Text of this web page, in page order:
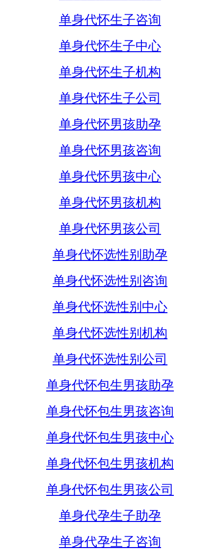
单身代怀生子咨询
单身代怀生子中心
单身代怀生子机构
单身代怀生子公司
单身代怀男孩助孕
单身代怀男孩咨询
单身代怀男孩中心
单身代怀男孩机构
单身代怀男孩公司
单身代怀选性别助孕
单身代怀选性别咨询
单身代怀选性别中心
单身代怀选性别机构
单身代怀选性别公司
单身代怀包生男孩助孕
单身代怀包生男孩咨询
单身代怀包生男孩中心
单身代怀包生男孩机构
单身代怀包生男孩公司
单身代孕生子助孕
单身代孕生子咨询